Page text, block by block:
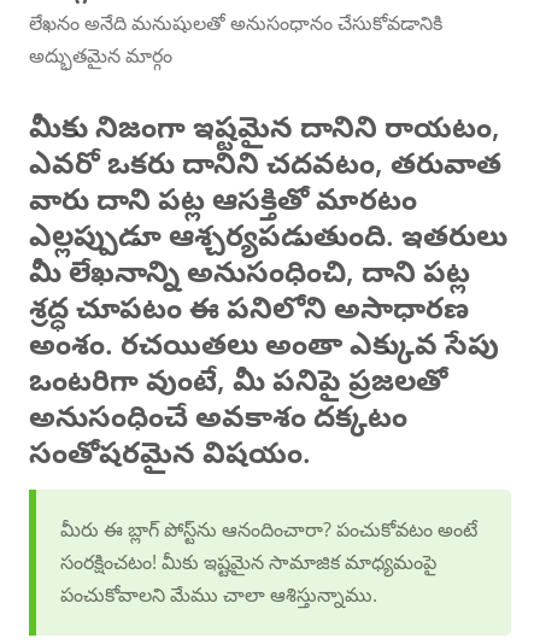
లేఖనం అనేది మనుషులతో అనుసంధానం చేసుకోవడానికి
అద్భుతమైన మార్గం
మీకు నిజంగా ఇష్టమైన దానిని రాయటం,
ఎవరో ఒకరు దానిని చదవటం, తరువాత
వారు దాని పట్ల ఆసక్తితో మారటం
ఎల్లప్పుడూ ఆశ్చర్యపడుతుంది. ఇతరులు
మీ లేఖనాన్ని అనుసంధించి, దాని పట్ల
శ్రద్ధ చూపటం ఈ పనిలోని అసాధారణ
అంశం. రచయితలు అంతా ఎక్కువ సేపు
ఒంటరిగా వుంటే, మీ పనిపై ప్రజలతో
అనుసంధించే అవకాశం దక్కటం
సంతోషరమైన విషయం.
మీరు ఈ బ్లాగ్ పోస్ట్‌ను ఆనందించారా? పంచుకోవటం అంటే
సంరక్షించటం! మీకు ఇష్టమైన సామాజిక మాధ్యమంపై
పంచుకోవాలని మేము చాలా ఆశిస్తున్నాము.